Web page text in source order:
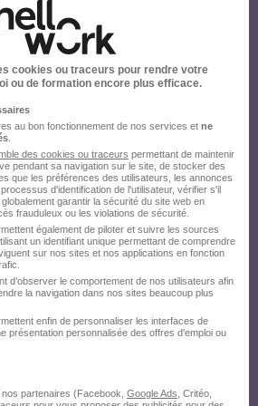
cookies ou traceurs pour rendre votre
ou de formation encore plus efficace.
au bon fonctionnement de nos services et ne
des cookies ou traceurs permettant de maintenir
pendant sa navigation sur le site, de stocker des
que les préférences des utilisateurs, les annonces
d'identification de l'utilisateur, vérifier s'il
garantir la sécurité du site web en
frauduleux ou les violations de sécurité.
également de piloter et suivre les sources
un identifiant unique permettant de comprendre
sur nos sites et nos applications en fonction
d’observer le comportement de nos utilisateurs afin
la navigation dans nos sites beaucoup plus
enfin de personnaliser les interfaces de
présentation personnalisée des offres d'emploi ou
nos partenaires (Facebook, Google Ads , Critéo,